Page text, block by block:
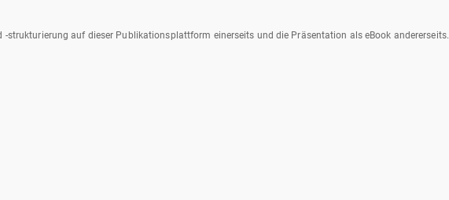
strukturierung auf dieser Publikationsplattform einerseits und die Präsentation als eBook andererseits.